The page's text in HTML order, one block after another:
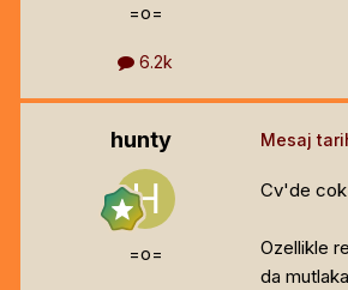
=o=
6.2k
hunty
=o=
Mesaj
Cv'de cok
Ozellikle
da